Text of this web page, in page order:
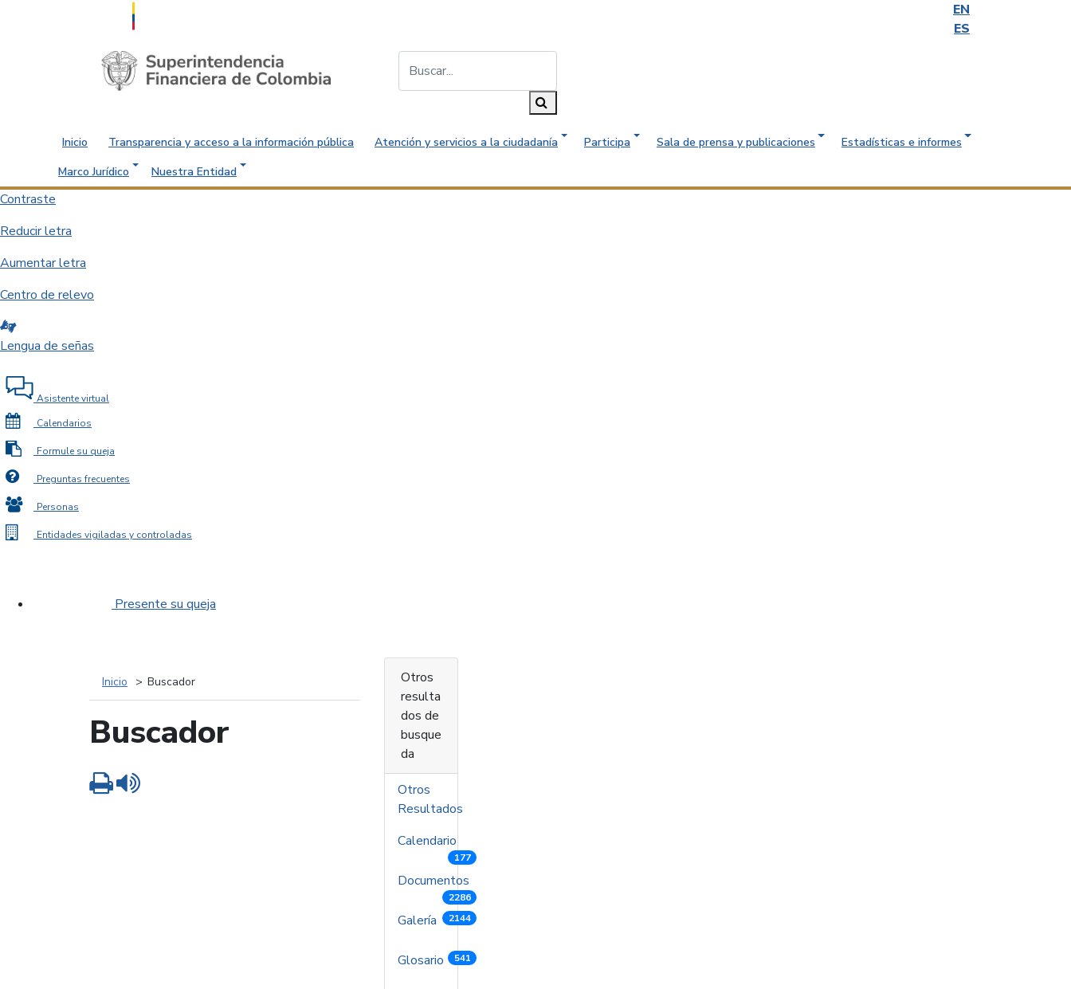
EN
ES
Saltar al contenido principal
Inicio Transparencia y acceso a la información pública Atención y servicios a la ciudadanía Participa Sala de prensa y publicaciones
Estadísticas e informes
Marco Jurídico
Nuestra Entidad
Contraste
Reducir letra
Aumentar letra
Centro de relevo
Lengua de señas
Asistente virtual
Calendarios
Formule su queja
Preguntas frecuentes
Personas
Entidades vigiladas y controladas
Presente su queja
Inicio Buscador
Buscador
Imprimir
Otros
resulta
dos de
busque
da
Otros
Resultados
Calendario
177
Documentos
2286
Galería 2144
Glosario 541